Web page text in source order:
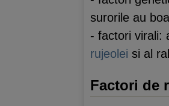
surorile au
- factori virali:
rujeolei si al
Factori de